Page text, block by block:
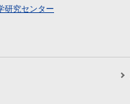
研究センター